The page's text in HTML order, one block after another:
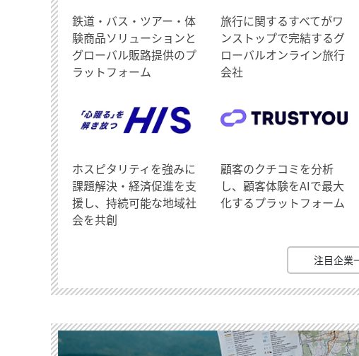
鉄道・バス・ツアー・体
験商品ソリューションと
グローバル販路提供のプ
ラットフォーム
旅行に関するすべてがワ
ンストップで完結するグ
ローバルオンライン旅行
会社
ホスピタリティを強みに
課題解決・経済促進を支
援し、持続可能な地域社
会を共創
顧客のクチコミを分析
し、顧客体験をAIで最大
化するプラットフォーム
注目企業